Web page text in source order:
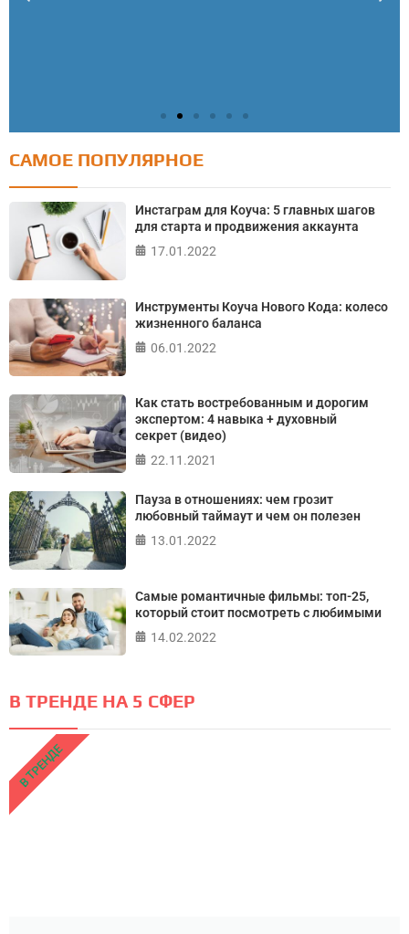
Тест: Как я контролирую свою жизнь?
Онлайн тест на основе шкалы локуса контроля
Джулиана Роттера
САМОЕ ПОПУЛЯРНОЕ
Инстаграм для Коуча: 5 главных шагов
для старта и продвижения аккаунта
17.01.2022
Инструменты Коуча Нового Кода: колесо
жизненного баланса
06.01.2022
Как стать востребованным и дорогим
экспертом: 4 навыка + духовный
секрет (видео)
22.11.2021
Пауза в отношениях: чем грозит
любовный таймаут и чем он полезен
13.01.2022
Самые романтичные фильмы: топ-25,
который стоит посмотреть с любимыми
14.02.2022
В ТРЕНДЕ НА 5 СФЕР
В ТРЕНДЕ